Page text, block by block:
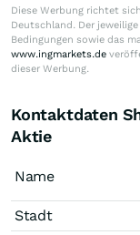
Diese Werbung richtet
Deutschland. Der
Bedingungen sowie das
www.ingmarkets.de
dieser Werbung.
Kontaktdaten
Aktie
Name
Stadt